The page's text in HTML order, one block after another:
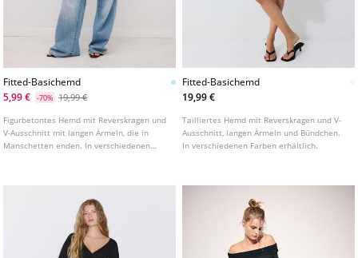
Fitted-Basichemd
5,99 €
-70% 19,99 €
Figurbetontes Hemd mit Reverskragen und
V-Ausschnitt mit langen Ärmeln, die in
Manschetten enden. In verschiedenen
Fitted-Basichemd
19,99 €
Tailliertes Hemd mit Reverskragen und V-
Ausschnitt, langen Ärmeln und Bündchen.
In verschiedenen Farben erhältlich.